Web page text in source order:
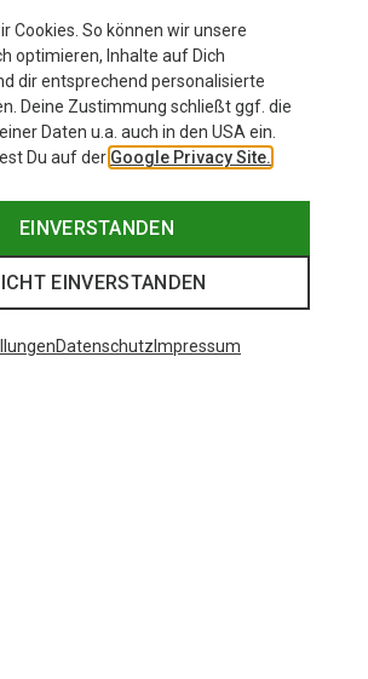
Rohner
Kinder Pinguin Socken
16,95 €
31|32|33|34
35|36|37|38
Cookies. So können wir unsere
optimieren, Inhalte auf Dich
dir entsprechend personalisierte
Deine Zustimmung schließt ggf. die
Daten u.a. auch in den USA ein.
Du auf der Google Privacy Site.
EINVERSTANDEN
EINVERSTANDEN
Datenschutz Impressum